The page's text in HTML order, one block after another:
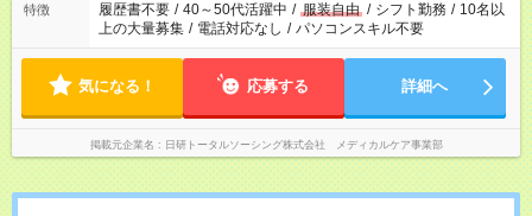
特徴 履歴書不要 / 40～50代活躍中 / 服装自由 / シフト勤務 / 10名以
上の大量募集 / 電話対応なし / パソコンスキル不要
気になる！ 応募する 詳細へ
掲載元企業名 日研トータルソーシング株式会社 メディカルケア事業部